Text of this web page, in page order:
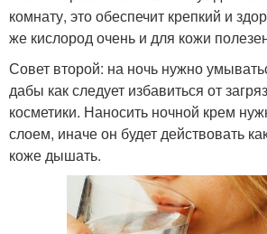
комнату, это обеспечит крепкий и
же кислород очень и для кожи
Совет второй: на ночь нужно
дабы как следует избавиться от
косметики. Наносить ночной крем
слоем, иначе он будет действовать
коже дышать.